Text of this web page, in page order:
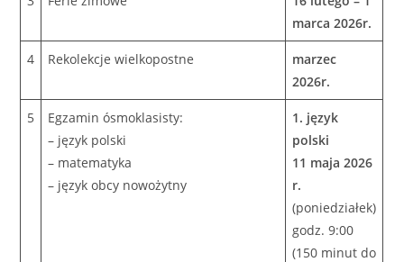
marca 2026r.
4 Rekolekcje wielkopostne
marzec
2026r.
5
Egzamin ósmoklasisty:
– język polski
– matematyka
– język obcy nowożytny
1. język
polski
11 maja 2026
r.
(poniedziałek)
godz. 9:00
(150 minut do